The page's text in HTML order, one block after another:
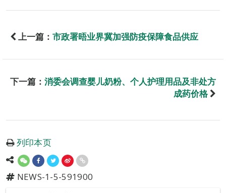
上一篇： 市政署晤业界冀加强防疫保障食品供应
下一篇： 消委会调查婴儿奶粉、个人护理用品及非处方
成药价格
列印本页
NEWS-1-5-591900